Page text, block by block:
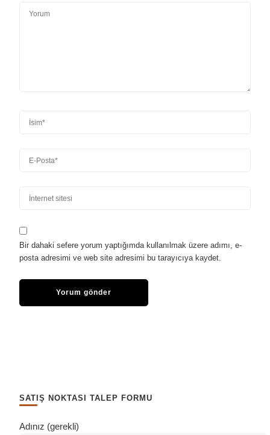
Bir dahaki sefere yorum yaptığımda kullanılmak üzere adımı, e-
posta adresimi ve web site adresimi bu tarayıcıya kaydet.
SATIŞ NOKTASI TALEP FORMU
Adınız (gerekli)